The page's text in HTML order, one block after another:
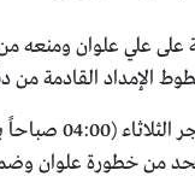
على علي علوان ومنعه
القادمة من
​الخلاصة واضحة؛
تتطلب تركيزاً ذهنياً بنسبة 100\%